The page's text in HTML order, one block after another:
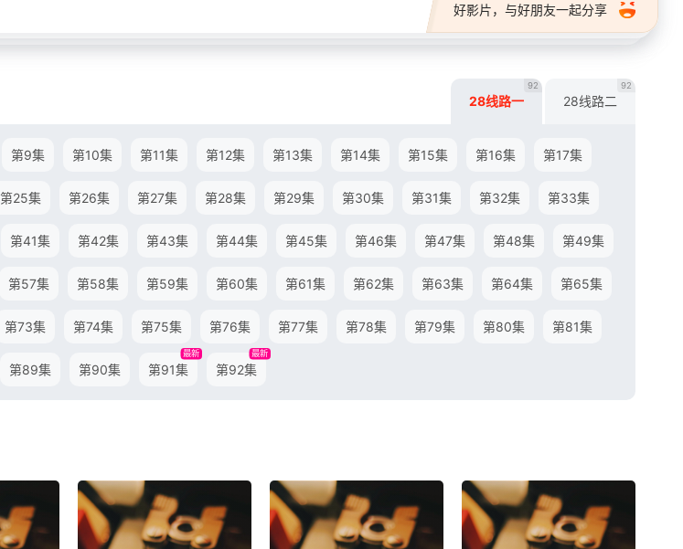
好影片，与好朋友一起分享
28线路一
92
28线路二
92
第9集 第10集 第11集 第12集 第13集 第14集 第15集 第16集 第17集
第25集 第26集 第27集 第28集 第29集 第30集 第31集 第32集 第33集
第41集 第42集 第43集 第44集 第45集 第46集 第47集 第48集 第49集
第57集 第58集 第59集 第60集 第61集 第62集 第63集 第64集 第65集
第73集 第74集 第75集 第76集 第77集 第78集 第79集 第80集 第81集
第89集 第90集 第91集
最新
第92集
最新